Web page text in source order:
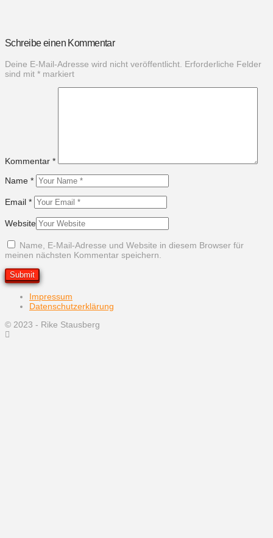
Schreibe einen Kommentar
Deine E-Mail-Adresse wird nicht veröffentlicht. Erforderliche Felder
sind mit * markiert
Kommentar *
Name *
Email *
Website
Name, E-Mail-Adresse und Website in diesem Browser für
meinen nächsten Kommentar speichern.
Impressum
Datenschutzerklärung
© 2023 - Rike Stausberg